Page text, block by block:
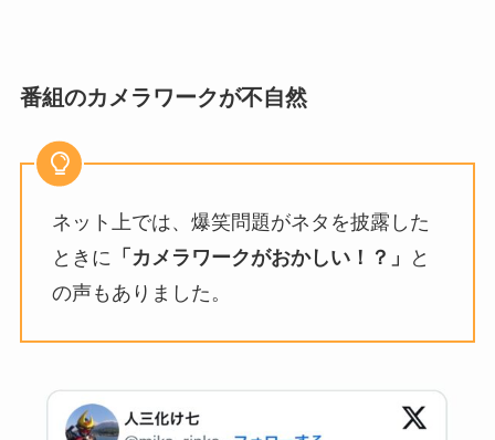
番組のカメラワークが不自然
ネット上では、爆笑問題がネタを披露した
ときに 「カメラワークがおかしい！？」
と
の声もありました。